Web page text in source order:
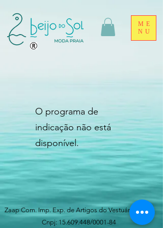
ME
NU
O programa de
indicação não está
disponível.
Zaap Com. Imp. Exp. de Artigos do Vestuário Ltda -
Cnpj: 15.609.448/0001-84